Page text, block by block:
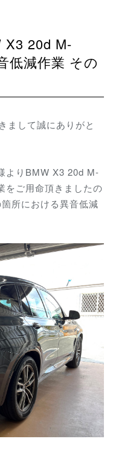
低減作業 その
まして誠にありがと
よりBMW X3 20d M-
をご用命頂きましたの
所における異音低減